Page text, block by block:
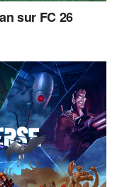
sur FC 26